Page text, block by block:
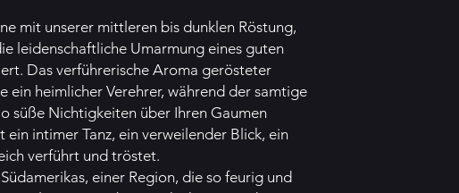
mit unserer mittleren bis dunklen Röstung,
leidenschaftliche Umarmung eines guten
Das verführerische Aroma gerösteter
ein heimlicher Verehrer, während der samtige
süße Nichtigkeiten über Ihren Gaumen
ein intimer Tanz, ein verweilender Blick, ein
verführt und tröstet.
einer Region, die so feurig und